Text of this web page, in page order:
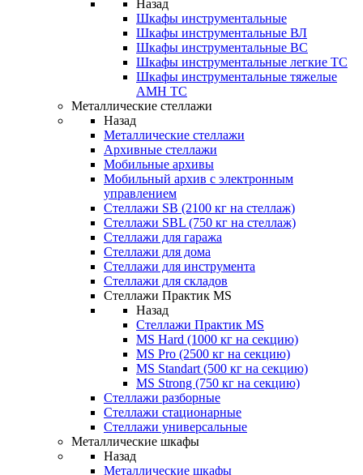
Назад
Шкафы инструментальные
Шкафы инструментальные ВЛ
Шкафы инструментальные ВС
Шкафы инструментальные легкие ТС
Шкафы инструментальные тяжелые
AMH TC
Металлические стеллажи
Назад
Металлические стеллажи
Архивные стеллажи
Мобильные архивы
Мобильный архив с электронным
управлением
Стеллажи SB (2100 кг на стеллаж)
Стеллажи SBL (750 кг на стеллаж)
Стеллажи для гаража
Стеллажи для дома
Стеллажи для инструмента
Стеллажи для складов
Стеллажи Практик MS
Назад
Стеллажи Практик MS
MS Hard (1000 кг на секцию)
MS Pro (2500 кг на секцию)
MS Standart (500 кг на секцию)
MS Strong (750 кг на секцию)
Стеллажи разборные
Стеллажи стационарные
Стеллажи универсальные
Металлические шкафы
Назад
Металлические шкафы